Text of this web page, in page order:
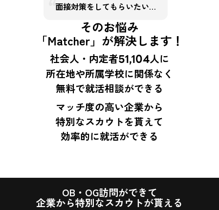
面接対策をしてもらいたい…
そのお悩み
「Matcher」が解決します！
社会人・内定者51,104人に
所在地や所属学校に関係なく
無料で就活相談ができる
マッチ度の高い企業から
特別なスカウトを貰えて
効率的に就活ができる
OB・OG訪問ができて
企業から特別なスカウトが貰える